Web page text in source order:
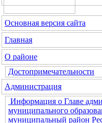
Основная версия сайта
Главная
О районе
Достопримечательности
Администрация
Информация о Главе
муниципального
муниципальный район